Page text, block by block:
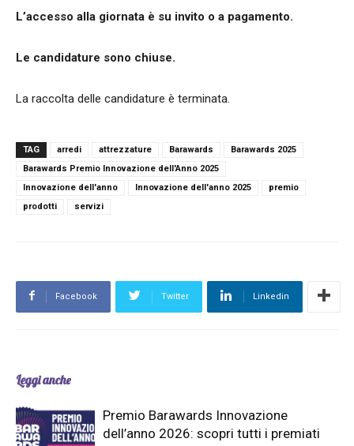
L’accesso alla giornata è su invito o a pagamento.
Le candidature sono chiuse.
La raccolta delle candidature è terminata.
TAG arredi attrezzature Barawards
Barawards 2025
Barawards Premio Innovazione dell'Anno 2025
Innovazione dell'anno
Innovazione dell'anno 2025
premio
prodotti
servizi
Facebook Twitter Linkedin
Leggi anche
Premio Barawards Innovazione
dell’anno 2026: scopri tutti i premiati